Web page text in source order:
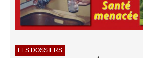
LES DOSSIERS